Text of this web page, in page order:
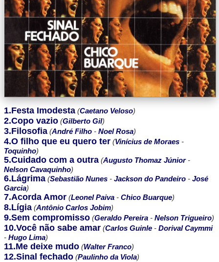
1.Festa Imodesta (Caetano Veloso)
2.Copo vazio (Gilberto Gil)
3.Filosofia (André Filho - Noel Rosa)
4.O filho que eu quero ter (Vinícius de Moraes -
Toquinho)
5.Cuidado com a outra (Augusto Thomaz Júnior-
Nelson Cavaquinho)
6.Lágrima (Sebastião Nunes - Jackson do Pandeiro - José
Garcia)
7.Acorda Amor (Leonel Paiva - Chico Buarque)
8.Lígia (Antônio Carlos Jobim)
9.Sem compromisso (Geraldo Pereira - Nelson Trigueiro)
10.Você não sabe amar (Carlos Guinle - Dorival Caymmi
- Hugo Lima)
11.Me deixe mudo (Walter Franco)
12.Sinal fechado (Paulinho da Viola)